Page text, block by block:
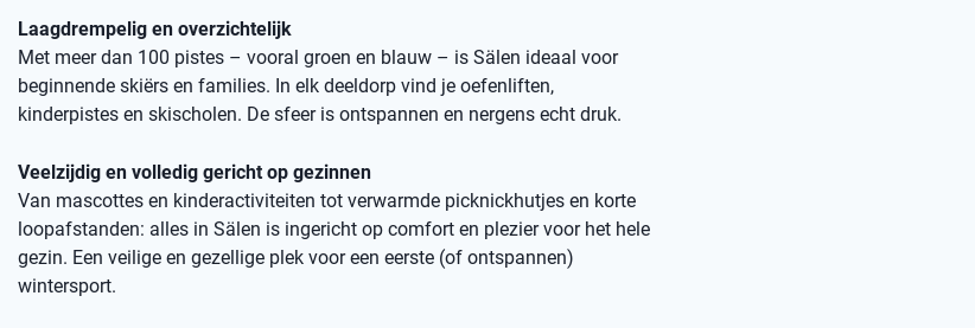
Laagdrempelig en overzichtelijk
Met meer dan 100 pistes – vooral groen en blauw – is Sälen ideaal voor
beginnende skiërs en families. In elk deeldorp vind je oefenliften,
kinderpistes en skischolen. De sfeer is ontspannen en nergens echt druk.
Veelzijdig en volledig gericht op gezinnen
Van mascottes en kinderactiviteiten tot verwarmde picknickhutjes en korte
loopafstanden: alles in Sälen is ingericht op comfort en plezier voor het hele
gezin. Een veilige en gezellige plek voor een eerste (of ontspannen)
wintersport.